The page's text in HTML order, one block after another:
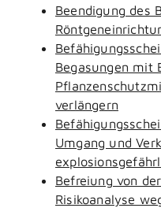
Beendigung des
Begasungen mit
verlängern
Umgang und
Befreiung von
Risikoanalyse